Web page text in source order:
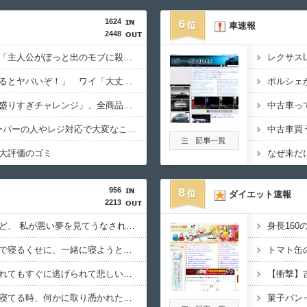
1624
2448
みいちゃんと山田さん「主人公がぽっと出のモブに殺されて終わります」←これ
敵「扇風機を当てて寝るとヤバいぞ！」 ワイ「大丈夫やろｗｗｗ」扇風機ﾎﾟﾁｰ
【画像】ファミマの「盛りすぎチャレンジ」、全商品買うて来たで
食料消費税1%ってスーパーの人やレジ対応で大変なことにならんか？
評価のゴミ
6 車速報
レクサス
中古車買
なぜ未だ
956
2213
普段は足元で寝てるけど、 私が悪い夢を見てうなされてたとき 優しくちゅーして起こしてくれた。【再】
私が寝ていると、そばで寝るくせに、一緒に寝ようと布団に入れたり、腕枕してみたりすると、５分ほどガマン。 して・・・【再】
夜寝るときに布団に入れてもすぐに逃げられて悲しいが、 朝は顔の上に腹を乗せたり、肉球で頚動脈を押さえたり・・・【再】
うちのねこたんは俺が寝てる時、何かに取り憑かれた様に髪の毛を舐め回すから困る。【再】
8 ダイエット速報
トマト
菓子パン